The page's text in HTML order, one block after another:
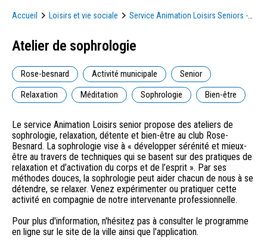
Accueil Loisirs et vie sociale
Service Animation Loisirs Seniors -
Atelier de sophrologie
Rose-besnard Activité municipale
Senior
Relaxation
Méditation Sophrologie Bien-être
Le service Animation Loisirs senior propose des ateliers de
sophrologie, relaxation, détente et bien-être au club Rose-
Besnard. La sophrologie vise à « développer sérénité et mieux-
être au travers de techniques qui se basent sur des pratiques de
relaxation et d’activation du corps et de l’esprit ». Par ses
méthodes douces, la sophrologie peut aider chacun de nous à se
détendre, se relaxer. Venez expérimenter ou pratiquer cette
activité en compagnie de notre intervenante professionnelle.
Pour plus d'information, n'hésitez pas à consulter le programme
en ligne sur le site de la ville ainsi que l'application.